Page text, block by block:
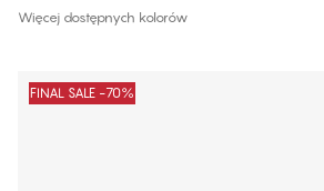
Więcej dostępnych kolorów
FINAL SALE -70%